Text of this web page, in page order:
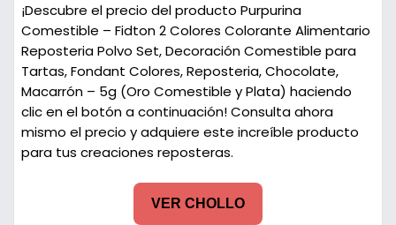
¡Descubre el precio del producto Purpurina
Comestible – Fidton 2 Colores Colorante Alimentario
Reposteria Polvo Set, Decoración Comestible para
Tartas, Fondant Colores, Reposteria, Chocolate,
Macarrón – 5g (Oro Comestible y Plata) haciendo
clic en el botón a continuación! Consulta ahora
mismo el precio y adquiere este increíble producto
para tus creaciones reposteras.
VER CHOLLO